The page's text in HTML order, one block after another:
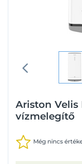
Ariston Velis
vízmelegítő
Még nincs